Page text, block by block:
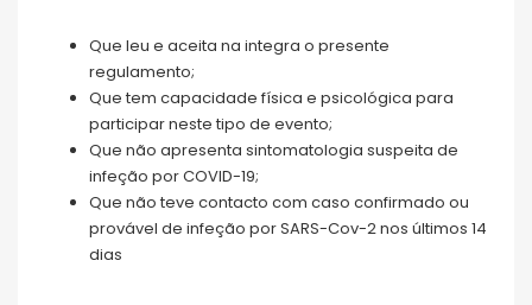
Que leu e aceita na integra o presente
regulamento;
Que tem capacidade física e psicológica para
participar neste tipo de evento;
Que não apresenta sintomatologia suspeita de
infeção por COVID-19;
Que não teve contacto com caso confirmado ou
provável de infeção por SARS-Cov-2 nos últimos 14
dias